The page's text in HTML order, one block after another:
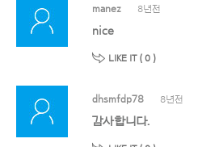
manez 8년전
nice
LIKE IT ( 0 )
dhsmfdp78 8년전
감사합니다.